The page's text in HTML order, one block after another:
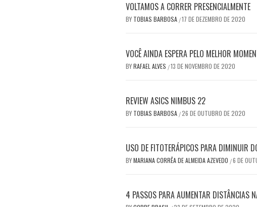
VOLTAMOS A CORRER PRESENCIALMENTE
BY TOBIAS BARBOSA /17 DE DEZEMBRO DE 2020
VOCÊ AINDA ESPERA PELO MELHOR
BYRAFAEL ALVES /13 DE NOVEMBRO DE 2020
REVIEW ASICS NIMBUS 22
BY TOBIAS BARBOSA /26 DE OUTUBRO DE 2020
USO DE FITOTERÁPICOS PARA DIMINUIR
BYMARIANA CORRÊA DE ALMEIDA AZEVEDO /6 DE
4 PASSOS PARA AUMENTAR DISTÂNCIAS